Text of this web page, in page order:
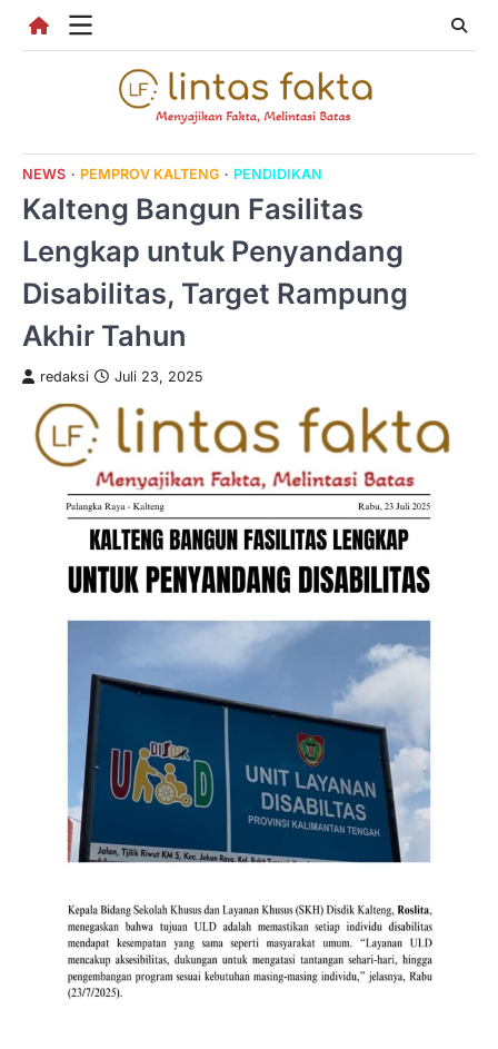
NEWS PEMPROV KALTENG PENDIDIKAN
Kalteng Bangun Fasilitas
Lengkap untuk Penyandang
Disabilitas, Target Rampung
Akhir Tahun
redaksi Juli 23, 2025